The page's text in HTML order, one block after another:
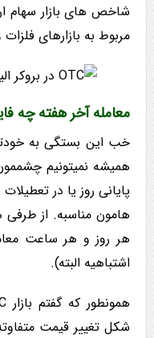
شاخص های بازار سهام
مربوط به بازارهای
معامله آخر هفته چه
خب این بستگی به
همیشه نمیتونیم
پایانی روز یا در
هامون مناسبه. از
هر روز و هر ساعت
اشتباهیه البته).
شکل تغییر قیمت